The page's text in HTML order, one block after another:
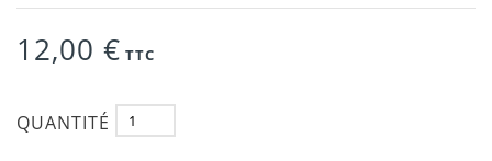
12,00 € TTC
QUANTITÉ